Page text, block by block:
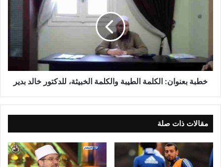
كتاب الله (عز وجل) تقديرا لجهوده في خدمة الدعوة .
محافظ الغربية يستقبل معالي وزير الأوقاف
خطبة بعنوان: الكلمة الطيبة والكلمة الخبيثة، للدكتور خالد بدير
مقالات ذات صلة